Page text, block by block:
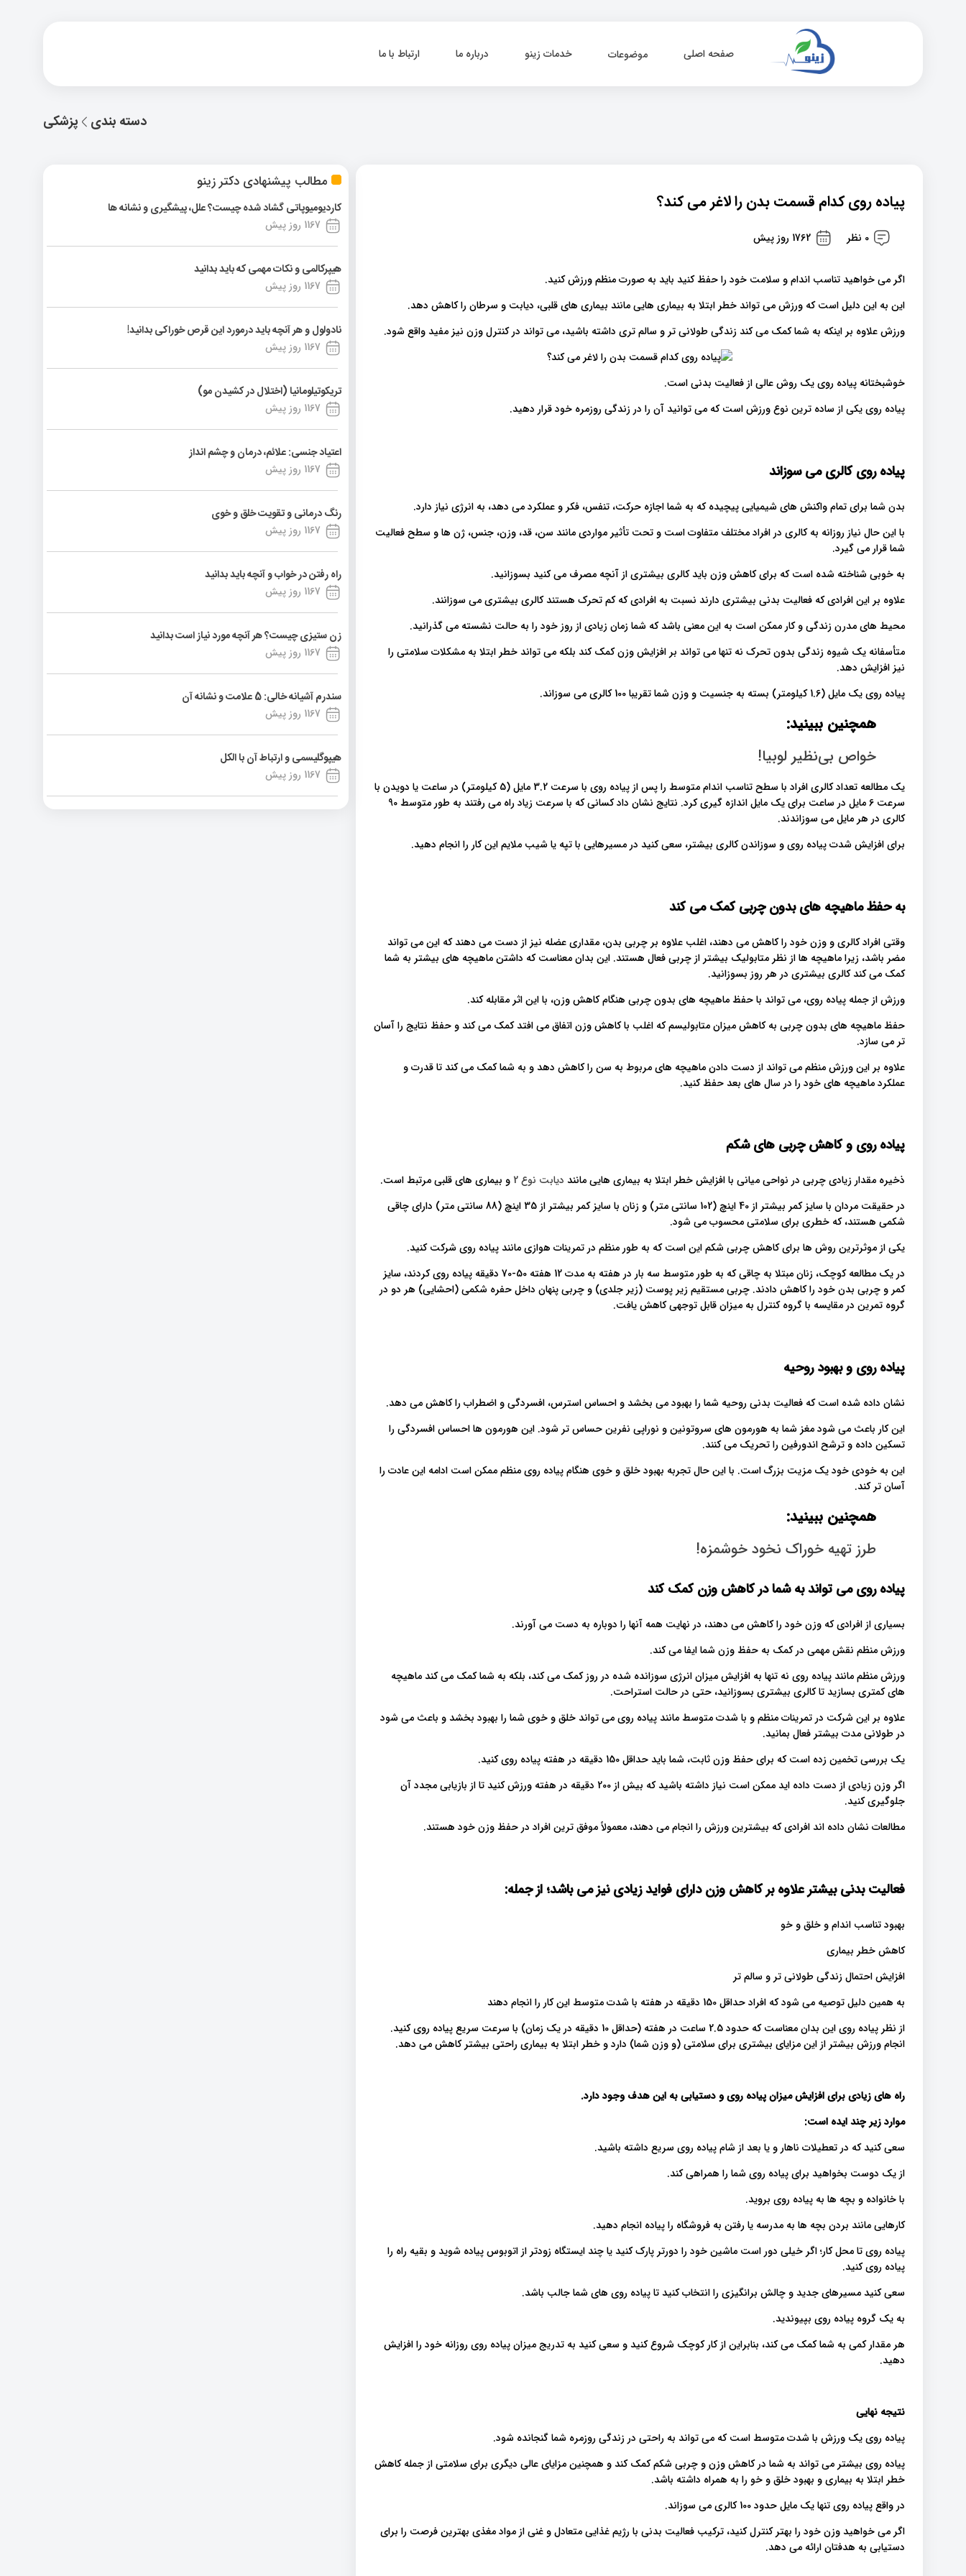
صفحه اصلی موضوعات خدمات زینو درباره ما ارتباط با ما
پزشکی دسته بندی
مطالب پیشنهادی دکتر زینو
کاردیومیوپاتی گشاد شده چیست؟ علل، پیشگیری و نشانه ها
1167 روز پیش
هیپرکالمی و نکات مهمی که باید بدانید
1167 روز پیش
نادولول و هر آنچه باید درمورد این قرص خوراکی بدانید!
1167 روز پیش
تریکوتیلومانیا (اختلال در کشیدن مو)
1167 روز پیش
اعتیاد جنسی: علائم، درمان و چشم انداز
1167 روز پیش
رنگ درمانی و تقویت خلق و خوی
1167 روز پیش
راه رفتن در خواب و آنچه باید بدانید
1167 روز پیش
زن ستیزی چیست؟ هر آنچه مورد نیاز است بدانید
1167 روز پیش
سندرم آشیانه خالی: 5 علامت و نشانه آن
1167 روز پیش
هیپوگلیسمی و ارتباط آن با الکل
1167 روز پیش
پیاده روی کدام قسمت بدن را لاغر می کند؟
0 نظر 1762 روز پیش
اگر می خواهید تناسب اندام و سلامت خود را حفظ کنید باید به صورت منظم ورزش کنید.
این به این دلیل است که ورزش می تواند خطر ابتلا به بیماری هایی مانند بیماری های قلبی، دیابت و سرطان را کاهش دهد.
ورزش علاوه بر اینکه به شما کمک می کند زندگی طولانی تر و سالم تری داشته باشید، می تواند در کنترل وزن نیز مفید واقع شود.
خوشبختانه پیاده روی یک روش عالی از فعالیت بدنی است.
پیاده روی یکی از ساده ترین نوع ورزش است که می توانید آن را در زندگی روزمره خود قرار دهید.
پیاده روی کالری می سوزاند
بدن شما برای تمام واکنش های شیمیایی پیچیده که به شما اجازه حرکت، تنفس، فکر و عملکرد می دهد، به انرژی نیاز دارد.
با این حال نیاز روزانه به کالری در افراد مختلف متفاوت است و تحت تأثیر مواردی مانند سن، قد، وزن، جنس، ژن ها و سطح فعالیت
شما قرار می گیرد.
به خوبی شناخته شده است که برای کاهش وزن باید کالری بیشتری از آنچه مصرف می کنید بسوزانید.
علاوه بر این افرادی که فعالیت بدنی بیشتری دارند نسبت به افرادی که کم تحرک هستند کالری بیشتری می سوزانند.
محیط های مدرن زندگی و کار ممکن است به این معنی باشد که شما زمان زیادی از روز خود را به حالت نشسته می گذرانید.
متأسفانه یک شیوه زندگی بدون تحرک نه تنها می تواند بر افزایش وزن کمک کند بلکه می تواند خطر ابتلا به مشکلات سلامتی را
نیز افزایش دهد.
پیاده روی یک مایل (1.6 کیلومتر) بسته به جنسیت و وزن شما تقریبا 100 کالری می سوزاند.
همچنین ببینید:
خواص بی‌نظیر لوبیا!
یک مطالعه تعداد کالری افراد با سطح تناسب اندام متوسط ​​را پس از پیاده روی با سرعت 3.2 مایل (5 کیلومتر) در ساعت یا دویدن با
سرعت 6 مایل در ساعت برای یک مایل اندازه گیری کرد. نتایج نشان داد کسانی که با سرعت زیاد راه می رفتند به طور متوسط ​​90
کالری در هر مایل می سوزاندند.
برای افزایش شدت پیاده روی و سوزاندن کالری بیشتر، سعی کنید در مسیرهایی با تپه یا شیب ملایم این کار را انجام دهید.
به حفظ ماهیچه های بدون چربی کمک می کند
وقتی افراد کالری و وزن خود را کاهش می دهند، اغلب علاوه بر چربی بدن، مقداری عضله نیز از دست می دهند که این می تواند
مضر باشد، زیرا ماهیچه ها از نظر متابولیک بیشتر از چربی فعال هستند. این بدان معناست که داشتن ماهیچه های بیشتر به شما
کمک می کند کالری بیشتری در هر روز بسوزانید.
ورزش از جمله پیاده روی، می تواند با حفظ ماهیچه های بدون چربی هنگام کاهش وزن، با این اثر مقابله کند.
حفظ ماهیچه های بدون چربی به کاهش میزان متابولیسم که اغلب با کاهش وزن اتفاق می افتد کمک می کند و حفظ نتایج را آسان
تر می سازد.
علاوه بر این ورزش منظم می تواند از دست دادن ماهیچه های مربوط به سن را کاهش دهد و به شما کمک می کند تا قدرت و
عملکرد ماهیچه های خود را در سال های بعد حفظ کنید.
پیاده روی و کاهش چربی های شکم
ذخیره مقدار زیادی چربی در نواحی میانی با افزایش خطر ابتلا به بیماری هایی مانند دیابت نوع 2
و بیماری های قلبی مرتبط است.
در حقیقت مردان با سایز کمر بیشتر از 40 اینچ (102 سانتی متر) و زنان با سایز کمر بیشتر از 35 اینچ (88 سانتی متر) دارای چاقی
شکمی هستند، که خطری برای سلامتی محسوب می شود.
یکی از موثرترین روش ها برای کاهش چربی شکم این است که به طور منظم در تمرینات هوازی مانند پیاده روی شرکت کنید.
در یک مطالعه کوچک، زنان مبتلا به چاقی که به طور متوسط ​​سه بار در هفته به مدت 12 هفته 50-70 دقیقه پیاده روی کردند، سایز
کمر و چربی بدن خود را کاهش دادند. چربی مستقیم زیر پوست (زیر جلدی) و چربی پنهان داخل حفره شکمی (احشایی) هر دو در
گروه تمرین در مقایسه با گروه کنترل به میزان قابل توجهی کاهش یافت.
پیاده روی و بهبود روحیه
نشان داده شده است که فعالیت بدنی روحیه شما را بهبود می بخشد و احساس استرس، افسردگی و اضطراب را کاهش می دهد.
این کار باعث می شود مغز شما به هورمون های سروتونین و نوراپی نفرین حساس تر شود. این هورمون ها احساس افسردگی را
تسکین داده و ترشح اندورفین را تحریک می کنند.
این به خودی خود یک مزیت بزرگ است. با این حال تجربه بهبود خلق و خوی هنگام پیاده روی منظم ممکن است ادامه این عادت را
آسان تر کند.
همچنین ببینید:
طرز تهیه خوراک نخود خوشمزه!
پیاده روی می تواند به شما در کاهش وزن کمک کند
بسیاری از افرادی که وزن خود را کاهش می دهند، در نهایت همه آنها را دوباره به دست می آورند.
ورزش منظم نقش مهمی در کمک به حفظ وزن شما ایفا می کند.
ورزش منظم مانند پیاده روی نه تنها به افزایش میزان انرژی سوزانده شده در روز کمک می کند، بلکه به شما کمک می کند ماهیچه
های کمتری بسازید تا کالری بیشتری بسوزانید، حتی در حالت استراحت.
علاوه بر این شرکت در تمرینات منظم و با شدت متوسط ​​مانند پیاده روی می تواند خلق و خوی شما را بهبود بخشد و باعث می شود
در طولانی مدت بیشتر فعال بمانید.
یک بررسی تخمین زده است که برای حفظ وزن ثابت، شما باید حداقل 150 دقیقه در هفته پیاده روی کنید.
اگر وزن زیادی از دست داده اید ممکن است نیاز داشته باشید که بیش از 200 دقیقه در هفته ورزش کنید تا از بازیابی مجدد آن
جلوگیری کنید.
مطالعات نشان داده اند افرادی که بیشترین ورزش را انجام می دهند، معمولاً موفق ترین افراد در حفظ وزن خود هستند.
فعالیت بدنی بیشتر علاوه بر کاهش وزن دارای فواید زیادی نیز می باشد؛ از جمله:
بهبود تناسب اندام و خلق و خو
کاهش خطر بیماری
افزایش احتمال زندگی طولانی تر و سالم تر
به همین دلیل توصیه می شود که افراد حداقل 150 دقیقه در هفته با شدت متوسط ​​این کار را انجام دهند
از نظر پیاده روی این بدان معناست که حدود 2.5 ساعت در هفته (حداقل 10 دقیقه در یک زمان) با سرعت سریع پیاده روی کنید.
انجام ورزش بیشتر از این مزایای بیشتری برای سلامتی (و وزن شما) دارد و خطر ابتلا به بیماری راحتی بیشتر کاهش می دهد.
راه های زیادی برای افزایش میزان پیاده روی و دستیابی به این هدف وجود دارد.
موارد زیر چند ایده است:
سعی کنید که در تعطیلات ناهار و یا بعد از شام پیاده روی سریع داشته باشید.
از یک دوست بخواهید برای پیاده روی شما را همراهی کند.
با خانواده و بچه ها به پیاده روی بروید.
کارهایی مانند بردن بچه ها به مدرسه یا رفتن به فروشگاه را پیاده انجام دهید.
پیاده روی تا محل کار؛ اگر خیلی دور است ماشین خود را دورتر پارک کنید یا چند ایستگاه زودتر از اتوبوس پیاده شوید و بقیه راه را
پیاده روی کنید.
سعی کنید مسیرهای جدید و چالش برانگیزی را انتخاب کنید تا پیاده روی های شما جالب باشد.
به یک گروه پیاده روی بپیوندید.
هر مقدار کمی به شما کمک می کند، بنابراین از کار کوچک شروع کنید و سعی کنید به تدریج میزان پیاده روی روزانه خود را افزایش
دهید.
نتیجه نهایی
پیاده روی یک ورزش با شدت متوسط است که می تواند به راحتی در زندگی روزمره شما گنجانده شود.
پیاده روی بیشتر می تواند به شما در کاهش وزن و چربی شکم کمک کند و همچنین مزایای عالی دیگری برای سلامتی از جمله کاهش
خطر ابتلا به بیماری و بهبود خلق و خو را به همراه داشته باشد.
در واقع پیاده روی تنها یک مایل حدود 100 کالری می سوزاند.
اگر می خواهید وزن خود را بهتر کنترل کنید، ترکیب فعالیت بدنی با رژیم غذایی متعادل و غنی از مواد مغذی بهترین فرصت را برای
دستیابی به هدفتان ارائه می دهد.